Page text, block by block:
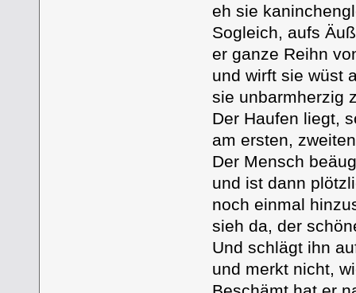
eh sie
Sogleich, aufs
er ganze Reihn
und wirft sie wüst
sie unbarmherzig
Der Haufen liegt,
am ersten,
Der Mensch
und ist dann
noch einmal
sieh da, der
Und schlägt ihn
und merkt nicht,